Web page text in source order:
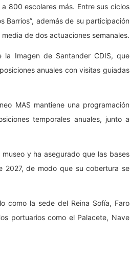
800 escolares más. Entre sus ciclos
Barrios”, además de su participación
de dos actuaciones semanales.
la Imagen de Santander CDIS, que
anuales con visitas guiadas
MAS mantiene una programación
temporales anuales, junto a
y ha asegurado que las bases
2027, de modo que su cobertura se
como la sede del Reina Sofía, Faro
portuarios como el Palacete, Nave